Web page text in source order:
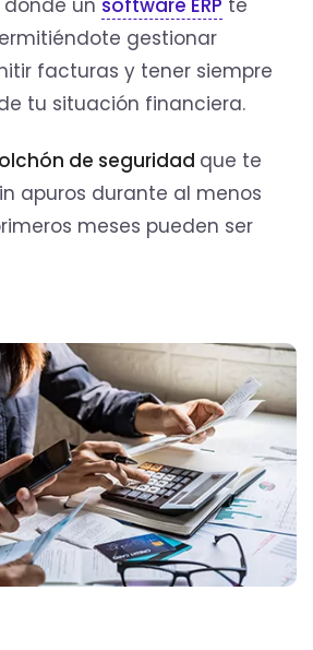
donde un software ERP te
gestionar
facturas y tener siempre
tu situación financiera.
de seguridad que te
apuros durante al menos
meses pueden ser